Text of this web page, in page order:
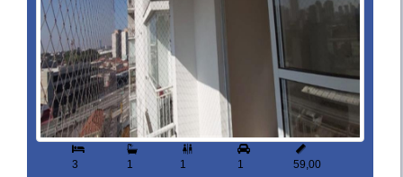
3 1

1 1

59,00